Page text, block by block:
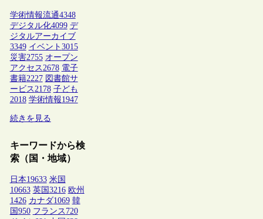
学術情報流通4348
デジタル化4099 デ
ジタルアーカイブ
3349 イベント 3015
災害2755 オープン
アクセス2678 電子
書籍2227 図書館サ
ービス2178 子ども
2018 学術情報1947
続きを見る
キーワードから検
索（国・地域）
日本19633 米国
10663 英国 3216 欧州
1426 カナダ1069 韓
国 950 フランス 720